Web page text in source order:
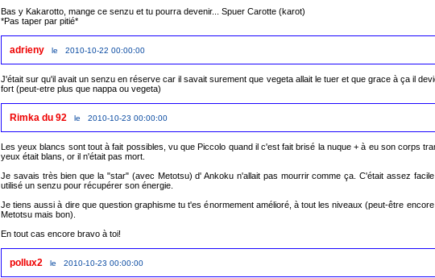
Bas y Kakarotto, mange ce senzu et tu pourra devenir... Spuer Carotte (karot)
*Pas taper par pitié*
adrieny le 2010-10-22 00:00:00
J'était sur qu'il avait un senzu en réserve car il savait surement que vegeta allait le tuer et que grace à ça il
fort (peut-etre plus que nappa ou vegeta)
Rimka du 92 le 2010-10-23 00:00:00
Les yeux blancs sont tout à fait possibles, vu que Piccolo quand il c'est fait brisé la nuque + à eu son corps
yeux était blans, or il n'était pas mort.
Je savais très bien que la "star" (avec Metotsu) d' Ankoku n'allait pas mourrir comme ça. C'était assez
utilisé un senzu pour récupérer son énergie.
Je tiens aussi à dire que question graphisme tu t'es énormement amélioré, à tout les niveaux (peut-être
Metotsu mais bon).
pollux2 le 2010-10-23 00:00:00